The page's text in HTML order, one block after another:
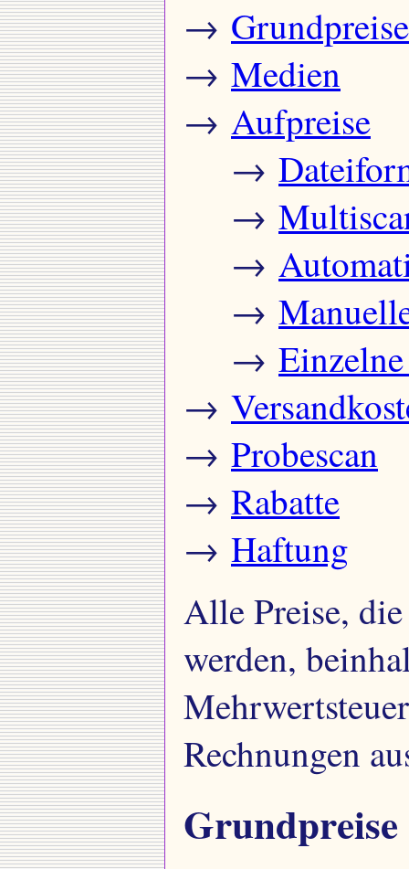
→ Grundpreise
→ Medien
→ Aufpreise
→
→
→
→
→
→
→ Probescan
→ Rabatte
→ Haftung
Alle Preise,
werden,
Rechnungen
Grundpreise